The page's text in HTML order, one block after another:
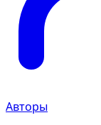
Авторы